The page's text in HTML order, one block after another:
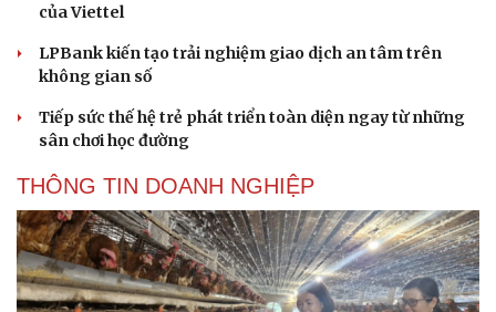
của Viettel
LPBank kiến tạo trải nghiệm giao dịch an tâm trên
không gian số
Tiếp sức thế hệ trẻ phát triển toàn diện ngay từ những
sân chơi học đường
THÔNG TIN DOANH NGHIỆP